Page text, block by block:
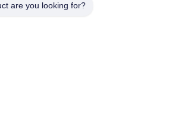
are you looking for?